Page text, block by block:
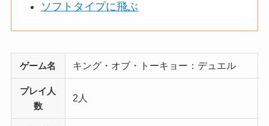
ソフトタイプに飛ぶ
ゲーム名 キング・オブ・トーキョー：デュエル
プレイ人
数
2人